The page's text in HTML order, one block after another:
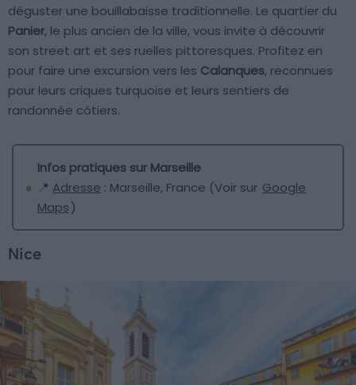
déguster une bouillabaisse traditionnelle. Le quartier du
Panier, le plus ancien de la ville, vous invite à découvrir
son street art et ses ruelles pittoresques. Profitez en
pour faire une excursion vers les Calanques, reconnues
pour leurs criques turquoise et leurs sentiers de
randonnée côtiers.
Infos pratiques sur Marseille
📍 Adresse : Marseille, France (Voir sur Google
Maps)
Nice